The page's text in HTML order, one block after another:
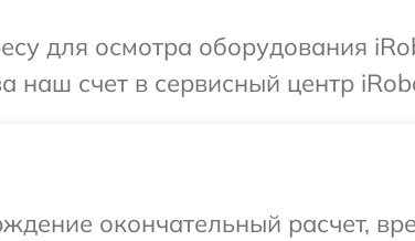
для осмотра оборудования
наш счет в сервисный центр
окончательный расчет,